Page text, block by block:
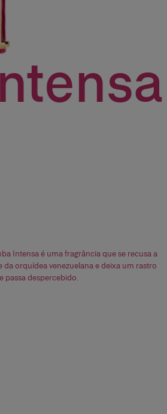
Intensa é uma fragrância que se recusa a
orquídea venezuelana e deixa um rastro
passa despercebido.